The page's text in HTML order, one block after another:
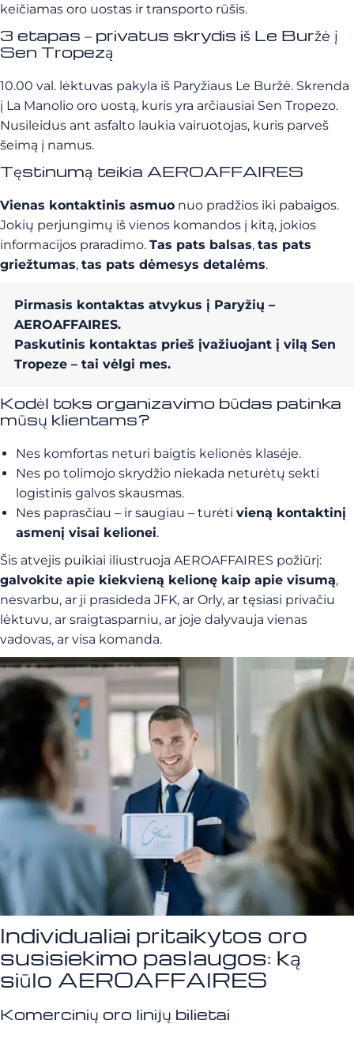
keičiamas oro uostas ir transporto rūšis.
3 etapas – privatus skrydis iš Le Buržė į
Sen Tropezą
10.00 val. lėktuvas pakyla iš Paryžiaus Le Buržė. Skrenda
į La Manolio oro uostą, kuris yra arčiausiai Sen Tropezo.
Nusileidus ant asfalto laukia vairuotojas, kuris parveš
šeimą į namus.
Tęstinumą teikia AEROAFFAIRES
Vienas kontaktinis asmuo nuo pradžios iki pabaigos.
Jokių perjungimų iš vienos komandos į kitą, jokios
informacijos praradimo. Tas pats balsas, tas pats
griežtumas, tas pats dėmesys detalėms.
Pirmasis kontaktas atvykus į Paryžių –
AEROAFFAIRES.
Paskutinis kontaktas prieš įvažiuojant į vilą Sen
Tropeze – tai vėlgi mes.
Kodėl toks organizavimo būdas patinka
mūsų klientams?
Nes komfortas neturi baigtis kelionės klasėje.
Nes po tolimojo skrydžio niekada neturėtų sekti
logistinis galvos skausmas.
Nes paprasčiau – ir saugiau – turėti vieną kontaktinį
asmenį visai kelionei.
Šis atvejis puikiai iliustruoja AEROAFFAIRES požiūrį:
galvokite apie kiekvieną kelionę kaip apie visumą,
nesvarbu, ar ji prasideda JFK, ar Orly, ar tęsiasi privačiu
lėktuvu, ar sraigtasparniu, ar joje dalyvauja vienas
vadovas, ar visa komanda.
Individualiai pritaikytos oro
susisiekimo paslaugos: ką
siūlo AEROAFFAIRES
Komercinių oro linijų bilietai